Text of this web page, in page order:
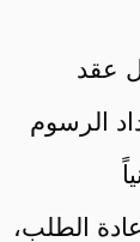
عقد
الرسوم
الطلب،